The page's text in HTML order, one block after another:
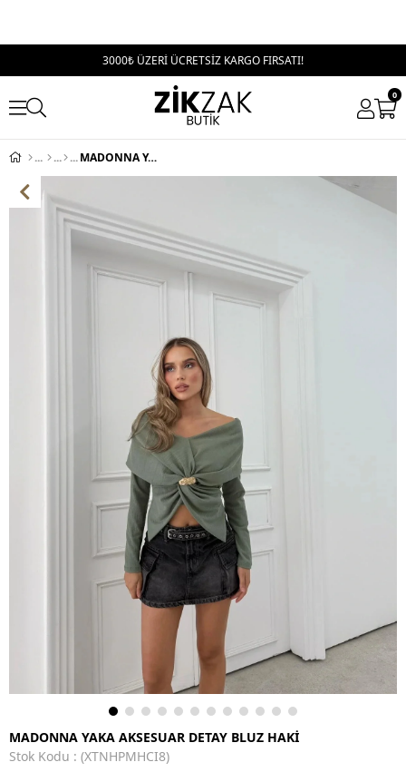
3000₺ ÜZERİ ÜCRETSİZ KARGO FIRSATI!
0
MADONNA YAKA AKSESUAR DETAY BLUZ HAKİ
MADONNA YAKA AKSESUAR DETAY BLUZ HAKİ
Stok Kodu
(XTNHPMHCI8)